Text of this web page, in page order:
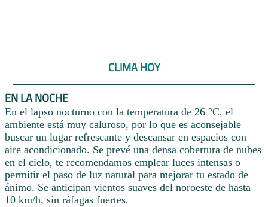
CLIMA HOY
EN LA NOCHE
En el lapso nocturno con la temperatura de 26 °C, el
ambiente está muy caluroso, por lo que es aconsejable
buscar un lugar refrescante y descansar en espacios con
aire acondicionado. Se prevé una densa cobertura de nubes
en el cielo, te recomendamos emplear luces intensas o
permitir el paso de luz natural para mejorar tu estado de
ánimo. Se anticipan vientos suaves del noroeste de hasta
10 km/h, sin ráfagas fuertes.